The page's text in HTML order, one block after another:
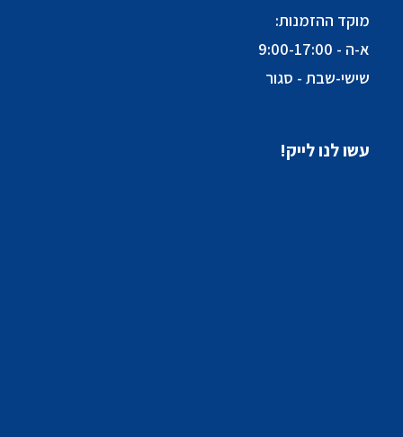
מוקד ההזמנות:
א-ה - 9:00-17:00
שישי-שבת - סגור
עשו לנו לייק!